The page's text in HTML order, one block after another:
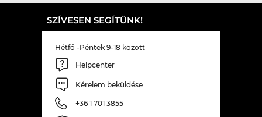
SZÍVESEN SEGÍTÜNK!
Hétfő -Péntek 9-18 között
Helpcenter
Kérelem beküldése
+36 1 701 3855